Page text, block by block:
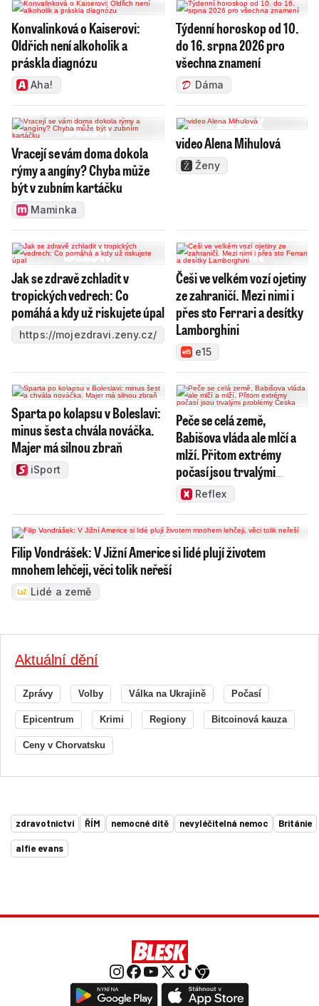
Konvalinková o Kaiserovi:
Oldřich není alkoholik a
práskla diagnózu
Aha!
Týdenní horoskop od 10.
do 16. srpna 2026 pro
všechna znamení
Dáma
Vracejí se vám doma dokola
rýmy a angíny? Chyba může
být v zubním kartáčku
Maminka
video Alena Mihulová
Ženy
Jak se zdravě zchladit v
tropických vedrech: Co
pomáhá a kdy už riskujete úpal
https://mojezdravi.zeny.cz/
Češi ve velkém vozí ojetiny
ze zahraničí. Mezi nimi i
přes sto Ferrari a desítky
Lamborghini
e15
Sparta po kolapsu v Boleslavi:
minus šest a chvála nováčka.
Majer má silnou zbraň
iSport
Peče se celá země,
Babišova vláda ale mlčí a
mlží. Přitom extrémy
počasí jsou trvalými
problémy Česka
Reflex
Filip Vondrášek: V Jižní Americe si lidé plují životem
mnohem lehčeji, věci tolik neřeší
Lidé a země
Aktuální dění
Zprávy Volby Válka na Ukrajině Počasí
Epicentrum Krimi Regiony Bitcoinová kauza
Ceny v Chorvatsku
zdravotnictví ŘÍM nemocné dítě nevyléčitelná nemoc Británie
alfie evans